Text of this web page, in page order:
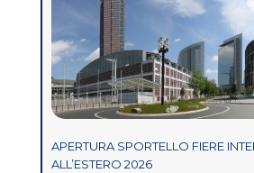
APERTURA SPORTELLO FIERE
ALL’ESTERO 2026